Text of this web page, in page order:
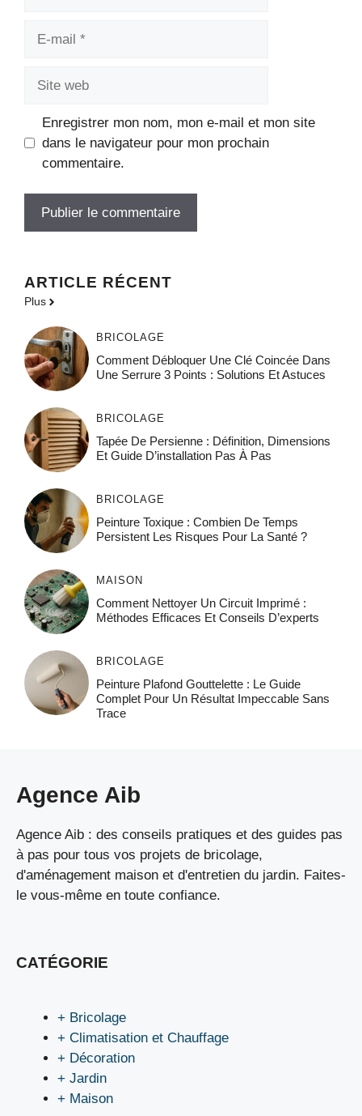
Enregistrer mon nom, mon e-mail et mon site
dans le navigateur pour mon prochain
commentaire.
ARTICLE RÉCENT
Plus
BRICOLAGE
Comment Débloquer Une Clé Coincée Dans
Une Serrure 3 Points : Solutions Et Astuces
BRICOLAGE
Tapée De Persienne : Définition, Dimensions
Et Guide D’installation Pas À Pas
BRICOLAGE
Peinture Toxique : Combien De Temps
Persistent Les Risques Pour La Santé ?
MAISON
Comment Nettoyer Un Circuit Imprimé :
Méthodes Efficaces Et Conseils D’experts
BRICOLAGE
Peinture Plafond Gouttelette : Le Guide
Complet Pour Un Résultat Impeccable Sans
Trace
Agence Aib
Agence Aib : des conseils pratiques et des guides pas
à pas pour tous vos projets de bricolage,
d'aménagement maison et d'entretien du jardin. Faites-
le vous-même en toute confiance.
CATÉGORIE
+ Bricolage
+ Climatisation et Chauffage
+ Décoration
+ Jardin
+ Maison